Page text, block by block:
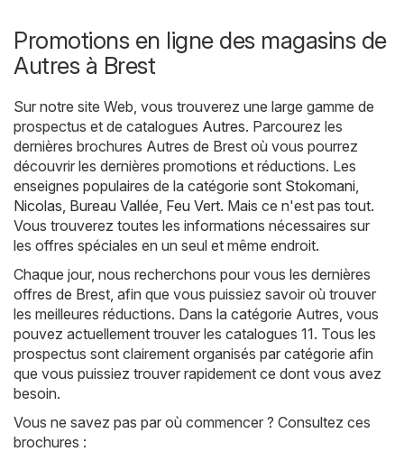
Promotions en ligne des magasins de
Autres à Brest
Sur notre site Web, vous trouverez une large gamme de
prospectus et de catalogues Autres. Parcourez les
dernières brochures Autres de Brest où vous pourrez
découvrir les dernières promotions et réductions. Les
enseignes populaires de la catégorie sont Stokomani,
Nicolas, Bureau Vallée, Feu Vert. Mais ce n'est pas tout.
Vous trouverez toutes les informations nécessaires sur
les offres spéciales en un seul et même endroit.
Chaque jour, nous recherchons pour vous les dernières
offres de Brest, afin que vous puissiez savoir où trouver
les meilleures réductions. Dans la catégorie Autres, vous
pouvez actuellement trouver les catalogues 11. Tous les
prospectus sont clairement organisés par catégorie afin
que vous puissiez trouver rapidement ce dont vous avez
besoin.
Vous ne savez pas par où commencer ? Consultez ces
brochures :